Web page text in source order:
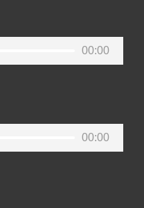
00:00
00:00